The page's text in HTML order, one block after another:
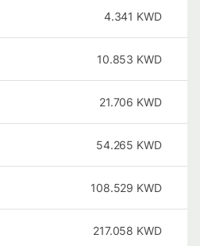
4.341 KWD
10.853 KWD
21.706 KWD
54.265 KWD
108.529 KWD
217.058 KWD